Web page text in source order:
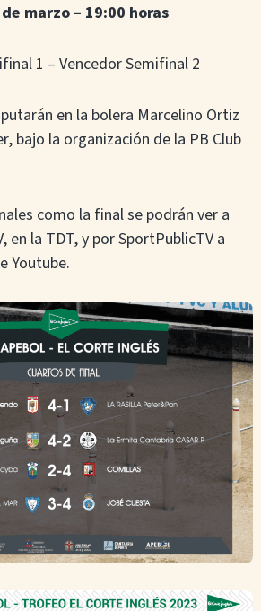
marzo – 19:00 horas
1 – Vencedor Semifinal 2
en la bolera Marcelino Ortiz
bajo la organización de la PB Club
como la final se podrán ver a
en la TDT, y por SportPublicTV a
Youtube.